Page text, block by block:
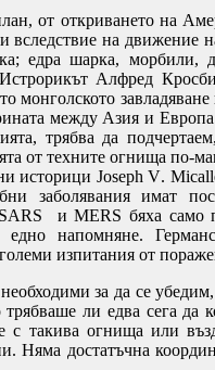
от откриването на
вследствие на движение
едра шарка,
Алфред
монголското
между Азия и
трябва да
от техните огнища по-
историци Joseph V.
заболявания имат
SARS и MERS бяха само
напомняне.
изпитания от
за да се
ли едва сега да
с такива огнища или
Няма достатъчна